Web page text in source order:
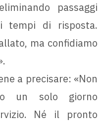
passaggi
tempi di risposta.
ma confidiamo
a precisare: «Non
un solo giorno
Né il pronto